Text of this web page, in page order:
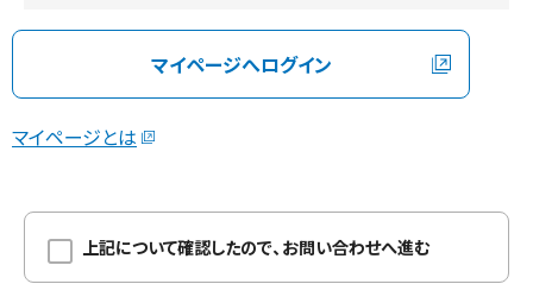
マイページへログイン
マイページとは
上記について確認したので、お問い合わせへ進む